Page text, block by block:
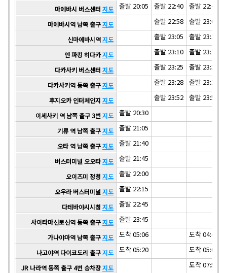
마에바시 버스센터 지도 출발 20:05 출발 22:40 출발 22:47
마에바시역 남쪽 출구지도 출발 22:58 출발 23:05
신마에바시역지도 출발 23:05 출발 23:12
엔 파킹 히다카지도 출발 23:10 출발 23:17
다카사키 버스센터 지도 출발 23:25 출발 23:32
다카사키역 동쪽 출구지도 출발 23:28 출발 23:35
후지오카 인터체인지 지도 출발 23:52 출발 23:59
이세사키 역 남쪽 출구 3번 지도 출발 20:30
기류 역 남쪽 출구지도 출발 21:05
오타 역 남쪽 출구지도 출발 21:40
버스터미널 오오타지도 출발 21:45
오이즈미 정청 지도 출발 22:00
오우라 버스터미널 지도 출발 22:15
다테바야시시청 지도 출발 22:45
사이타마신토신역 동쪽 출구지도 출발 23:45
가나야마역 남쪽 출구지도 도착 05:06 도착 04:47
나고야역 다이코도리 출구지도 도착 05:20 도착 05:02
JR 나라역 동쪽 출구 4번 승차장지도 도착 07:52